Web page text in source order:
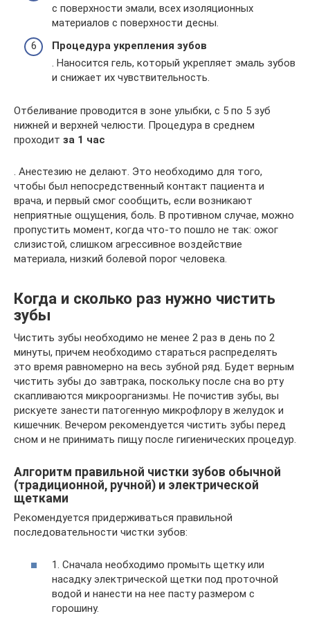
с поверхности эмали, всех изоляционных
материалов с поверхности десны.
Процедура укрепления зубов
. Наносится гель, который укрепляет эмаль зубов
и снижает их чувствительность.
Отбеливание проводится в зоне улыбки, с 5 по 5 зуб
нижней и верхней челюсти. Процедура в среднем
проходит за 1 час
. Анестезию не делают. Это необходимо для того,
чтобы был непосредственный контакт пациента и
врача, и первый смог сообщить, если возникают
неприятные ощущения, боль. В противном случае, можно
пропустить момент, когда что-то пошло не так: ожог
слизистой, слишком агрессивное воздействие
материала, низкий болевой порог человека.
Когда и сколько раз нужно чистить
зубы
Чистить зубы необходимо не менее 2 раз в день по 2
минуты, причем необходимо стараться распределять
это время равномерно на весь зубной ряд. Будет верным
чистить зубы до завтрака, поскольку после сна во рту
скапливаются микроорганизмы. Не почистив зубы, вы
рискуете занести патогенную микрофлору в желудок и
кишечник. Вечером рекомендуется чистить зубы перед
сном и не принимать пищу после гигиенических процедур.
Алгоритм правильной чистки зубов обычной
(традиционной, ручной) и электрической
щетками
Рекомендуется придерживаться правильной
последовательности чистки зубов:
1. Сначала необходимо промыть щетку или
насадку электрической щетки под проточной
водой и нанести на нее пасту размером с
горошину.